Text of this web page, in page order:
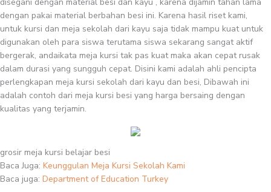
dengan pakai material berbahan besi ini. Karena hasil riset kami,
untuk kursi dan meja sekolah dari kayu saja tidak mampu kuat untuk
digunakan oleh para siswa terutama siswa sekarang sangat aktif
bergerak, andaikata meja kursi tak pas kuat maka akan cepat rusak
dalam durasi yang sungguh cepat. Disini kami adalah ahli pencipta
perlengkapan meja kursi sekolah dari kayu dan besi, Dibawah ini
adalah contoh dari meja kursi besi yang harga bersaing dengan
kualitas yang terjamin.
grosir meja kursi belajar besi
Baca Juga: Keunggulan Meja Kursi Sekolah Kami
Baca juga: Department of Education Turkey